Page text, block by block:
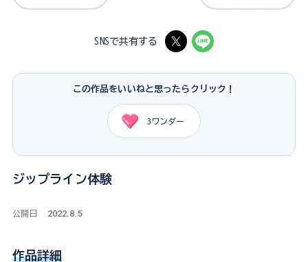
SNSで共有する
この作品をいいねと思ったらクリック！
3 ワンダー
ジップライン体験
公開日 2022.8.5
作品詳細